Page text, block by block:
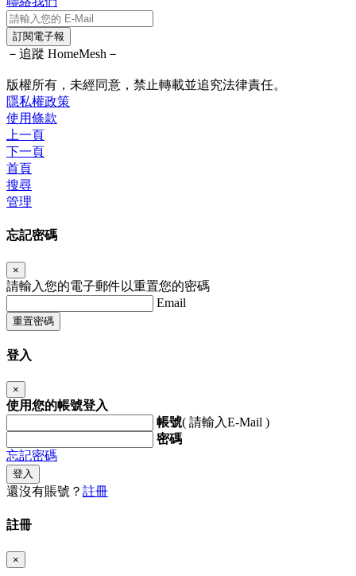
訂閱電子報
－追蹤 HomeMesh－
版權所有，未經同意，禁止轉載並追究法律責任。
隱私權政策
使用條款
上一頁
下一頁
首頁
搜尋
管理
忘記密碼
×
請輸入您的電子郵件以重置您的密碼
Email
重置密碼
登入
×
使用您的帳號登入
帳號( 請輸入E-Mail )
密碼
忘記密碼
登入
還沒有賬號？ 註冊
註冊
×